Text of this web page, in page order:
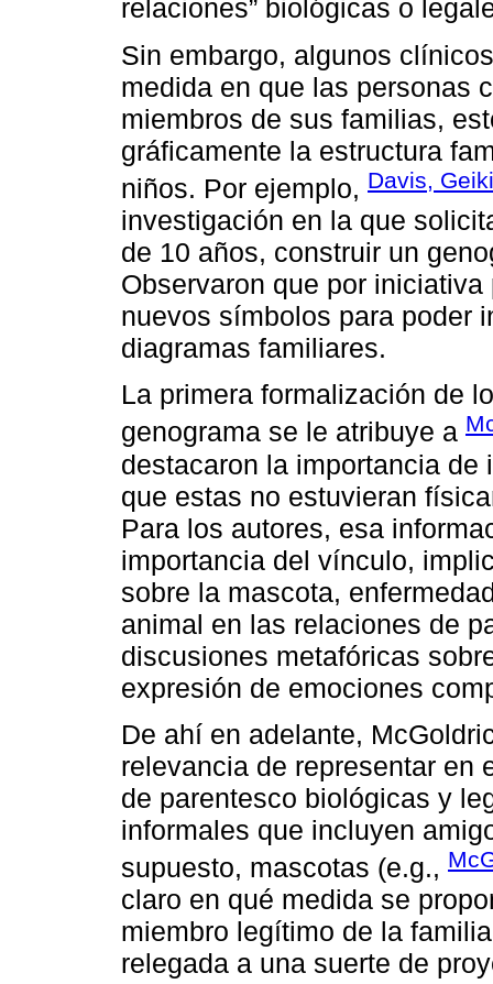
relaciones” biológicas o
Sin embargo, algunos
medida en que las personas
miembros de sus familias,
gráficamente la estructura
niños. Por ejemplo, Davis,
investigación en la que
de 10 años, construir un
Observaron que por
nuevos símbolos para poder
diagramas familiares.
La primera formalización de
genograma se le atribuye a
destacaron la importancia
que estas no estuvieran
Para los autores, esa
importancia del vínculo,
sobre la mascota,
animal en las relaciones de
discusiones metafóricas
expresión de emociones
De ahí en adelante,
relevancia de representar en
de parentesco biológicas y
informales que incluyen
supuesto, mascotas (e.g.,
claro en qué medida se
miembro legítimo de la
relegada a una suerte de